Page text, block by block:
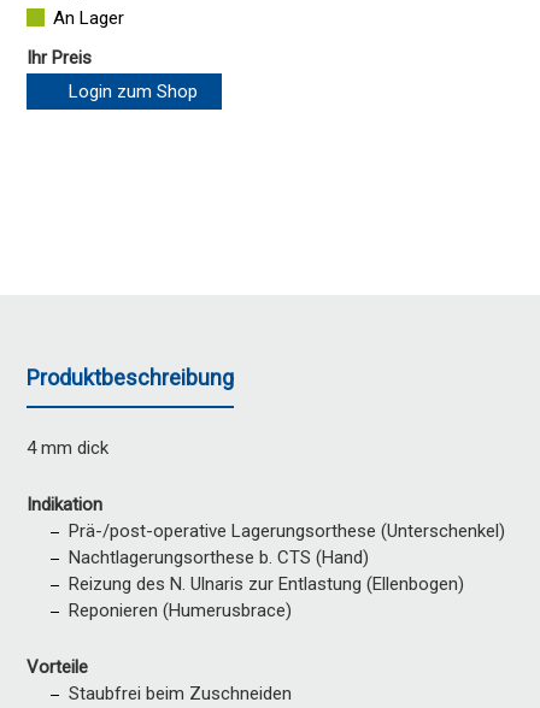
An Lager
Ihr Preis
Login zum Shop
Produktbeschreibung
4 mm dick
Indikation
Prä-/post-operative Lagerungsorthese (Unterschenkel)
Nachtlagerungsorthese b. CTS (Hand)
Reizung des N. Ulnaris zur Entlastung (Ellenbogen)
Reponieren (Humerusbrace)
Vorteile
Staubfrei beim Zuschneiden